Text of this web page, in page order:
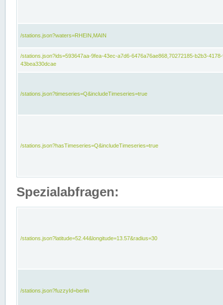
/stations.json?waters=RHEIN,MAIN
/stations.json?ids=593647aa-9fea-43ec-a7d6-6476a76ae868,70272185-b2b3-
43bea330dcae
/stations.json?timeseries=Q&includeTimeseries=true
/stations.json?hasTimeseries=Q&includeTimeseries=true
Spezialabfragen:
/stations.json?latitude=52.44&longitude=13.57&radius=30
/stations.json?fuzzyId=berlin